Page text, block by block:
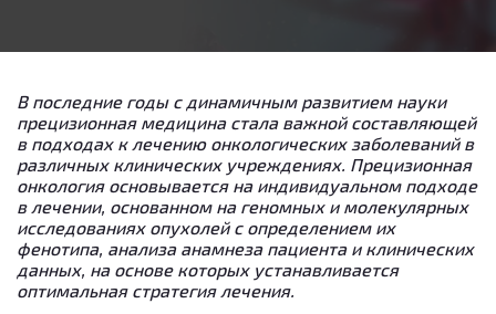
В последние годы с динамичным развитием науки
прецизионная медицина стала важной составляющей
в подходах к лечению онкологических заболеваний в
различных клинических учреждениях. Прецизионная
онкология основывается на индивидуальном подходе
в лечении, основанном на геномных и молекулярных
исследованиях опухолей с определением их
фенотипа, анализа анамнеза пациента и клинических
данных, на основе которых устанавливается
оптимальная стратегия лечения.